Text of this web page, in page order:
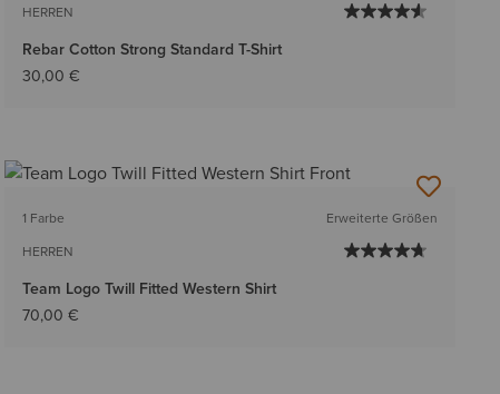
HERREN
Rebar Cotton Strong Standard T-Shirt
30,00 €
1 Farbe
HERREN
Erweiterte Größen
Team Logo Twill Fitted Western Shirt
70,00 €